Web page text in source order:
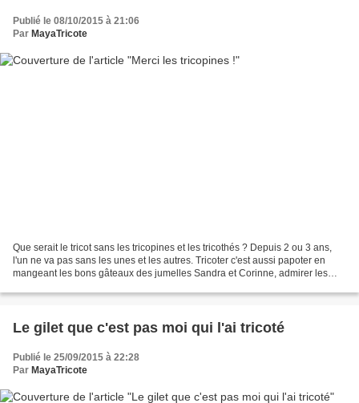
Publié le 08/10/2015 à 21:06
Par MayaTricote
Que serait le tricot sans les tricopines et les tricothés ? Depuis 2 ou 3 ans,
l'un ne va pas sans les unes et les autres. Tricoter c'est aussi papoter en
mangeant les bons gâteaux des jumelles Sandra et Corinne, admirer les
Le gilet que c'est pas moi qui l'ai tricoté
Publié le 25/09/2015 à 22:28
Par MayaTricote